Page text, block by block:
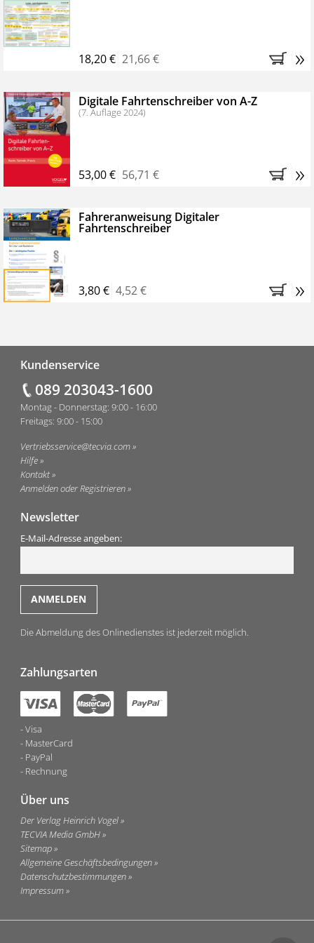
Bestellen Sie jetzt das VerkehrsRundschau Profipaket im
Kennenlern-Abo für zwei Monate (inkl. der derzeitig
Monaten brauchen Sie nichts weiter tun, das
Abonnement endet automatisch, es entstehen keine
weiteren Verpflichtungen.
18,20 € 21,66 € »
Digitale Fahrtenschreiber von A-Z
(7. Auflage 2024)
53,00 € 56,71 € »
Fahreranweisung Digitaler
Fahrtenschreiber
3,80 € 4,52 € »
Kundenservice
089 203043-1600
Montag - Donnerstag: 9:00 - 16:00
Freitags: 9:00 - 15:00
Vertriebsservice@tecvia.com
Hilfe
Kontakt
Anmelden oder Registrieren
Newsletter
E-Mail-Adresse angeben:
Die Abmeldung des Onlinedienstes ist jederzeit möglich.
Zahlungsarten
Visa
MasterCard
PayPal
Rechnung
Über uns
Der Verlag Heinrich Vogel
TECVIA Media GmbH
Sitemap
Allgemeine Geschäftsbedingungen
Datenschutzbestimmungen
Impressum